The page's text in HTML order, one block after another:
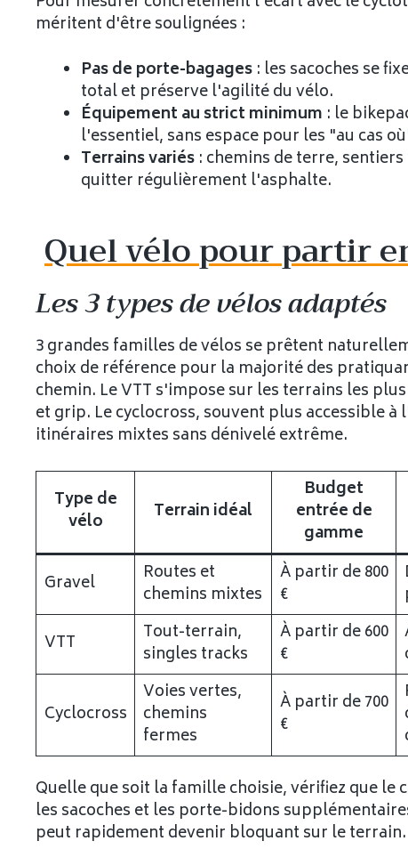
méritent d'être soulignées :
Pas de porte-bagages : les sacoches se
total et préserve l'agilité du vélo.
Équipement au strict minimum : le
l'essentiel, sans espace pour les "au cas
Terrains variés : chemins de terre,
quitter régulièrement l'asphalte.
Quel vélo pour partir
Les 3 types de vélos adaptés
3 grandes familles de vélos se prêtent
choix de référence pour la majorité des
chemin. Le VTT s'impose sur les terrains les
et grip. Le cyclocross, souvent plus accessible
itinéraires mixtes sans dénivelé extrême.
Type de
vélo
Terrain idéal
Budget
entrée de
gamme
Gravel
Routes et
chemins mixtes
À partir de 800
€
VTT
Tout-terrain,
singles tracks
À partir de 600
€
Cyclocross
Voies vertes,
chemins
fermes
À partir de 700
€
Quelle que soit la famille choisie, vérifiez que
les sacoches et les porte-bidons
peut rapidement devenir bloquant sur le terrain.